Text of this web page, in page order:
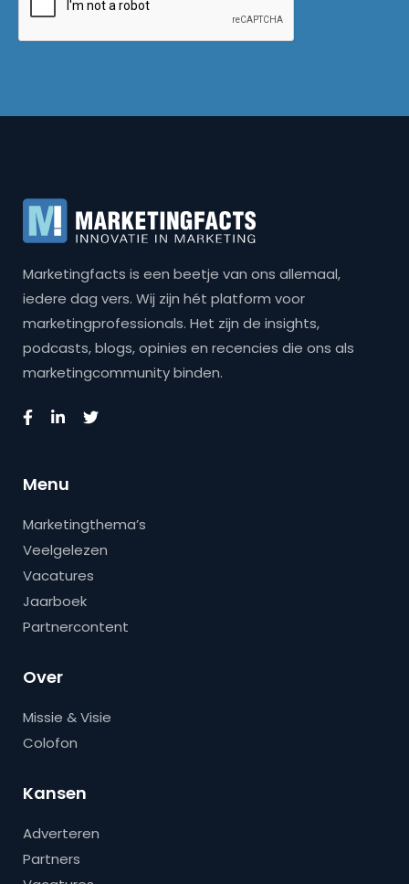
Marketingfacts is een beetje van ons allemaal,
iedere dag vers. Wij zijn hét platform voor
marketingprofessionals. Het zijn de insights,
podcasts, blogs, opinies en recencies die ons als
marketingcommunity binden.
Menu
Marketingthema’s
Veelgelezen
Vacatures
Jaarboek
Partnercontent
Over
Missie & Visie
Colofon
Kansen
Adverteren
Partners